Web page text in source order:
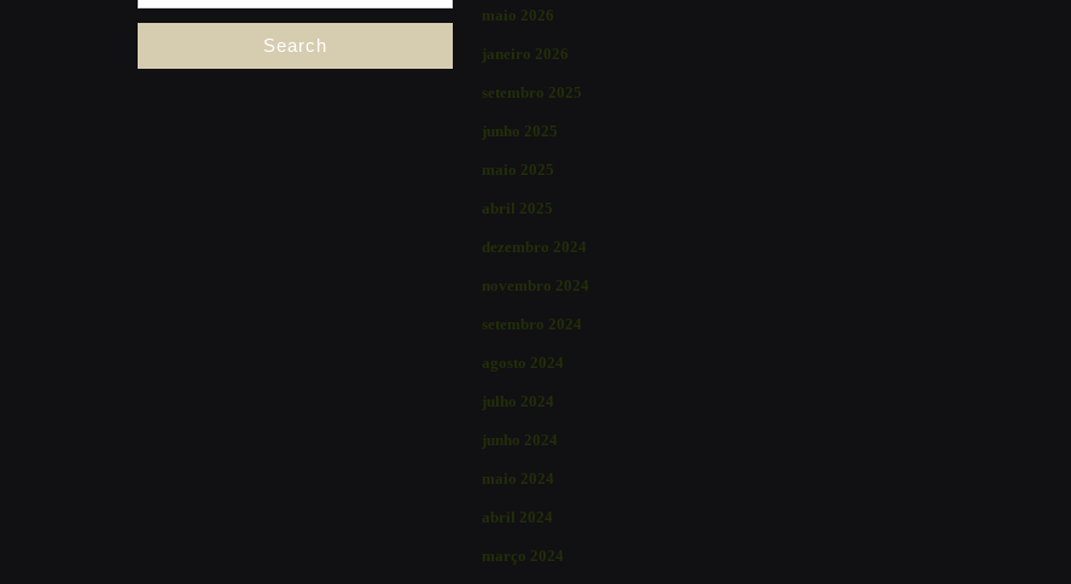
maio 2026
janeiro 2026
setembro 2025
junho 2025
maio 2025
abril 2025
dezembro 2024
novembro 2024
setembro 2024
agosto 2024
julho 2024
junho 2024
maio 2024
abril 2024
março 2024